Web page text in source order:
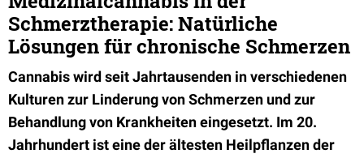
Schmerztherapie: Natürliche
Lösungen für chronische Schmerzen
Cannabis wird seit Jahrtausenden in verschiedenen
Kulturen zur Linderung von Schmerzen und zur
Behandlung von Krankheiten eingesetzt. Im 20.
Jahrhundert ist eine der ältesten Heilpflanzen der